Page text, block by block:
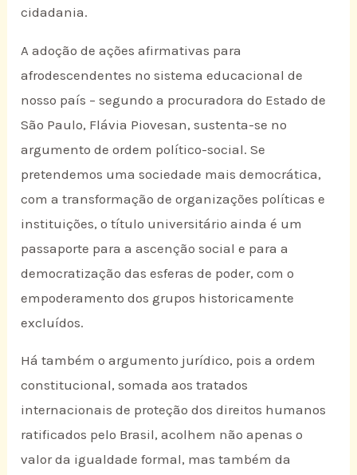
cidadania.
A adoção de ações afirmativas para
afrodescendentes no sistema educacional de
nosso país – segundo a procuradora do Estado de
São Paulo, Flávia Piovesan, sustenta-se no
argumento de ordem político-social. Se
pretendemos uma sociedade mais democrática,
com a transformação de organizações políticas e
instituições, o título universitário ainda é um
passaporte para a ascenção social e para a
democratização das esferas de poder, com o
empoderamento dos grupos historicamente
excluídos.
Há também o argumento jurídico, pois a ordem
constitucional, somada aos tratados
internacionais de proteção dos direitos humanos
ratificados pelo Brasil, acolhem não apenas o
valor da igualdade formal, mas também da